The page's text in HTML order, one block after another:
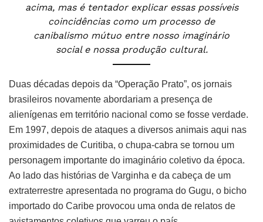
acima, mas é tentador explicar essas possíveis
coincidências como um processo de
canibalismo mútuo entre nosso imaginário
social e nossa produção cultural.
Duas décadas depois da “Operação Prato”, os jornais
brasileiros novamente abordariam a presença de
alienígenas em território nacional como se fosse verdade.
Em 1997, depois de ataques a diversos animais aqui nas
proximidades de Curitiba, o chupa-cabra se tornou um
personagem importante do imaginário coletivo da época.
Ao lado das histórias de Varginha e da cabeça de um
extraterrestre apresentada no programa do Gugu, o bicho
importado do Caribe provocou uma onda de relatos de